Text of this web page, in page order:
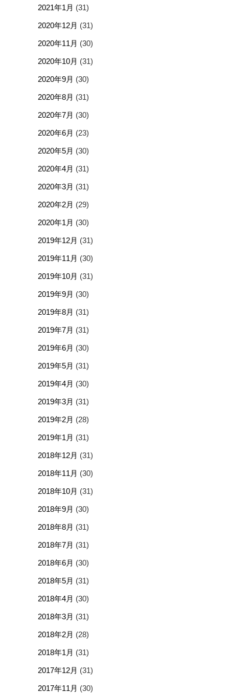
2021年1月 (31)
2020年12月 (31)
2020年11月 (30)
2020年10月 (31)
2020年9月 (30)
2020年8月 (31)
2020年7月 (30)
2020年6月 (23)
2020年5月 (30)
2020年4月 (31)
2020年3月 (31)
2020年2月 (29)
2020年1月 (30)
2019年12月 (31)
2019年11月 (30)
2019年10月 (31)
2019年9月 (30)
2019年8月 (31)
2019年7月 (31)
2019年6月 (30)
2019年5月 (31)
2019年4月 (30)
2019年3月 (31)
2019年2月 (28)
2019年1月 (31)
2018年12月 (31)
2018年11月 (30)
2018年10月 (31)
2018年9月 (30)
2018年8月 (31)
2018年7月 (31)
2018年6月 (30)
2018年5月 (31)
2018年4月 (30)
2018年3月 (31)
2018年2月 (28)
2018年1月 (31)
2017年12月 (31)
2017年11月 (30)